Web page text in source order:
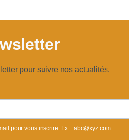
pour suivre nos actualités.
pour vous inscrire. Ex. : abc@xyz.com